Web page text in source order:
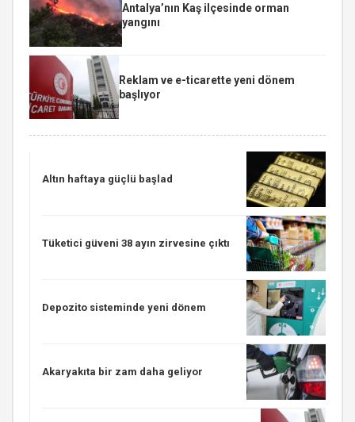
Antalya’nın Kaş ilçesinde orman
yangını
Reklam ve e-ticarette yeni dönem
başlıyor
Altın haftaya güçlü başlad
Tüketici güveni 38 ayın zirvesine çıktı
Depozito sisteminde yeni dönem
Akaryakıta bir zam daha geliyor